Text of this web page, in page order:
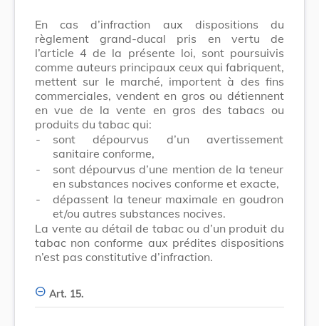
En cas d’infraction aux dispositions du
règlement grand-ducal pris en vertu de
l’article 4 de la présente loi, sont poursuivis
comme auteurs principaux ceux qui fabriquent,
mettent sur le marché, importent à des fins
commerciales, vendent en gros ou détiennent
en vue de la vente en gros des tabacs ou
produits du tabac qui:
-
sont dépourvus d’un avertissement
sanitaire conforme,
-
sont dépourvus d’une mention de la teneur
en substances nocives conforme et exacte,
-
dépassent la teneur maximale en goudron
et/ou autres substances nocives.
La vente au détail de tabac ou d’un produit du
tabac non conforme aux prédites dispositions
n’est pas constitutive d’infraction.
Art. 15.